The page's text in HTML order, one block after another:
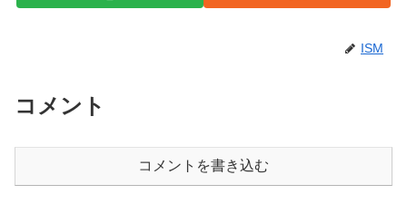
ISM
コメント
コメントを書き込む